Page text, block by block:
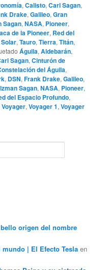
,Calisto,Carl Sagan,
Drake,Galileo,Gran
Sagan,NASA, Pioneer,
de la Pioneer, Red del
,Tauro,Tierra,Titán,
Águila,Aldebarán,
Sagan,Cinturón de
del Águila,
, DSN,Frank Drake,Galileo,
Sagan,NASA, Pioneer,
del Espacio Profundo,
Voyager,Voyager 1,Voyager
origen del nombre
| El Efecto Tesla en